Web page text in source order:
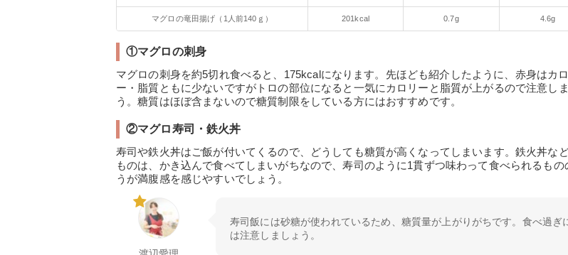
マグロの竜田揚げ（1人前140ｇ） 201kcal 0.7g 4.6g
①マグロの刺身
マグロの刺身を約5切れ食べると、175kcalになります。先ほども紹介したように、赤身はカロ
ー・脂質ともに少ないですがトロの部位になると一気にカロリーと脂質が上がるので注意し
う。糖質はほぼ含まないので糖質制限をしている方にはおすすめです。
②マグロ寿司・鉄火丼
寿司や鉄火丼はご飯が付いてくるので、どうしても糖質が高くなってしまいます。鉄火丼な
ものは、かき込んで食べてしまいがちなので、寿司のように1貫ずつ味わって食べられるもの
うが満腹感を感じやすいでしょう。
寿司飯には砂糖が使われているため、糖質量が上がりがちです。食べ過ぎ
は注意しましょう。